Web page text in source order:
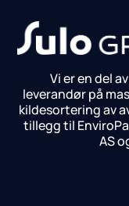
Vi er en del
leverandør på
kildesortering av
tillegg til
AS